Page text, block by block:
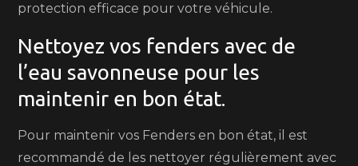
protection efficace pour votre véhicule.
Nettoyez vos fenders avec de
l’eau savonneuse pour les
maintenir en bon état.
Pour maintenir vos Fenders en bon état, il est
recommandé de les nettoyer régulièrement avec